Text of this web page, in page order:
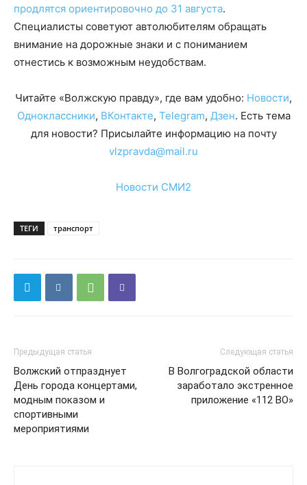
продлятся ориентировочно до 31 августа.
Специалисты советуют автолюбителям обращать
внимание на дорожные знаки и с пониманием
отнестись к возможным неудобствам.
Читайте «Волжскую правду», где вам удобно: Новости,
Одноклассники, ВКонтакте, Telegram, Дзен. Есть тема
для новости? Присылайте информацию на почту
vlzpravda@mail.ru
Новости СМИ2
ТЕГИ транспорт
Предыдущая статья
Волжский отпразднует
День города концертами,
модным показом и
спортивными
мероприятиями
Следующая статья
В Волгоградской области
заработало экстренное
приложение «112 ВО»